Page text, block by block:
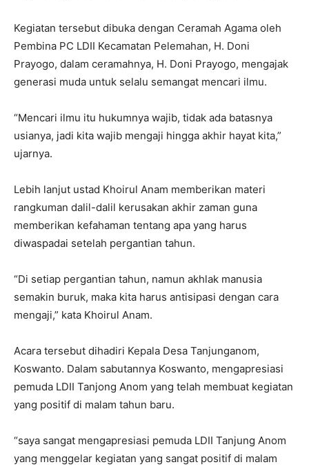
Kegiatan tersebut dibuka dengan Ceramah Agama oleh
Pembina PC LDII Kecamatan Pelemahan, H. Doni
Prayogo, dalam ceramahnya, H. Doni Prayogo, mengajak
generasi muda untuk selalu semangat mencari ilmu.
“Mencari ilmu itu hukumnya wajib, tidak ada batasnya
usianya, jadi kita wajib mengaji hingga akhir hayat kita,”
ujarnya.
Lebih lanjut ustad Khoirul Anam memberikan materi
rangkuman dalil-dalil kerusakan akhir zaman guna
memberikan kefahaman tentang apa yang harus
diwaspadai setelah pergantian tahun.
“Di setiap pergantian tahun, namun akhlak manusia
semakin buruk, maka kita harus antisipasi dengan cara
mengaji,” kata Khoirul Anam.
Acara tersebut dihadiri Kepala Desa Tanjunganom,
Koswanto. Dalam sabutannya Koswanto, mengapresiasi
pemuda LDII Tanjong Anom yang telah membuat kegiatan
yang positif di malam tahun baru.
“saya sangat mengapresiasi pemuda LDII Tanjung Anom
yang menggelar kegiatan yang sangat positif di malam